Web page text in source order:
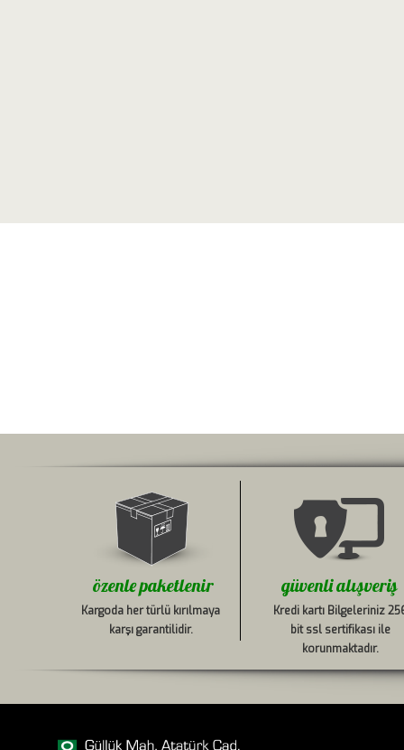
özenle paketlenir güvenli alışveriş
Kargoda her türlü kırılmaya
karşı garantilidir.
Kredi kartı Bilgeleriniz
bit ssl sertifikası ile
korunmaktadır.